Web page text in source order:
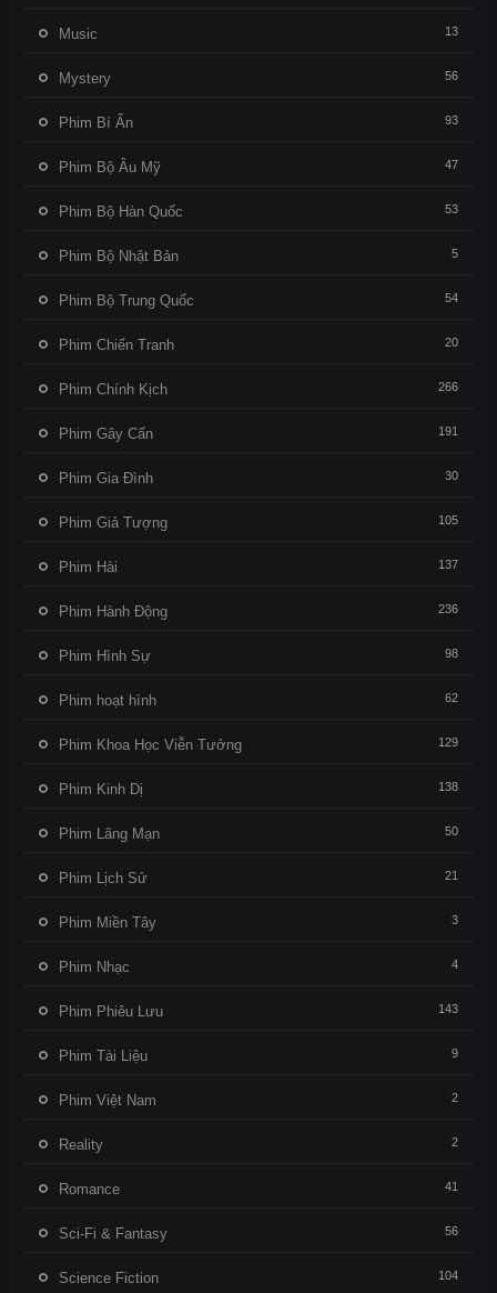
Music 13
Mystery 56
Phim Bí Ẩn 93
Phim Bộ Âu Mỹ 47
Phim Bộ Hàn Quốc 53
Phim Bộ Nhật Bản 5
Phim Bộ Trung Quốc 54
Phim Chiến Tranh 20
Phim Chính Kịch 266
Phim Gây Cấn 191
Phim Gia Đình 30
Phim Giả Tượng 105
Phim Hài 137
Phim Hành Động 236
Phim Hình Sự 98
Phim hoạt hình 62
Phim Khoa Học Viễn Tưởng 129
Phim Kinh Dị 138
Phim Lãng Mạn 50
Phim Lịch Sử 21
Phim Miền Tây 3
Phim Nhạc 4
Phim Phiêu Lưu 143
Phim Tài Liệu 9
Phim Việt Nam 2
Reality 2
Romance 41
Sci-Fi & Fantasy 56
Science Fiction 104